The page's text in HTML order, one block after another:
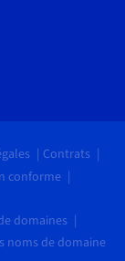
Contrats
conforme
domaines
noms de domaine